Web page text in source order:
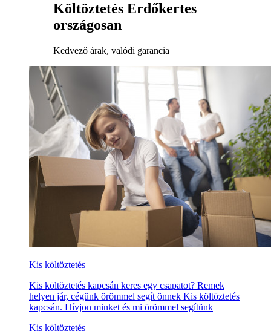
Költöztetés Erdőkertes
országosan
Kedvező árak, valódi garancia
Kis költöztetés
Kis költöztetés kapcsán keres egy csapatot? Remek
helyen jár, cégünk örömmel segít önnek Kis költöztetés
kapcsán. Hívjon minket és mi örömmel segítünk
Kis költöztetés